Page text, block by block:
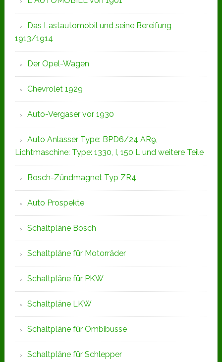
Das Lastautomobil und seine Bereifung
1913/1914
Der Opel-Wagen
Chevrolet 1929
Auto-Vergaser vor 1930
Auto Anlasser Type: BPD6/24 AR9,
Lichtmaschine: Type: 1330, I, 150 L und weitere Teile
Bosch-Zündmagnet Typ ZR4
Auto Prospekte
Schaltpläne Bosch
Schaltpläne für Motorräder
Schaltpläne für PKW
Schaltpläne LKW
Schaltpläne für Ombibusse
Schaltpläne für Schlepper